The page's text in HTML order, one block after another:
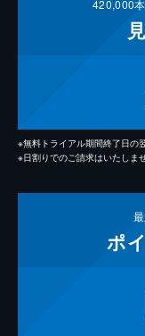
420,000
※無料トライアル期間終了日の
※日割りでのご請求はいたしませ
ポ